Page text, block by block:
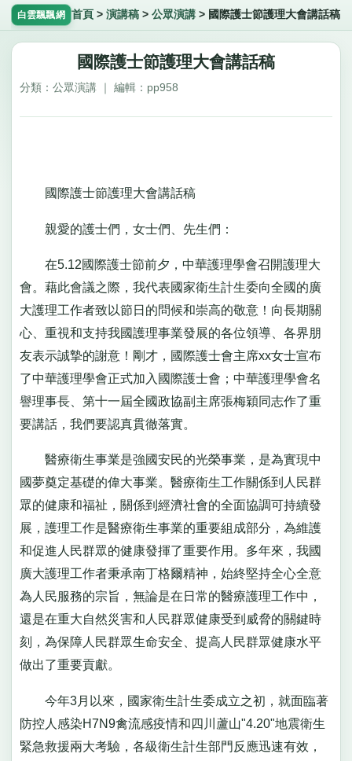
白雲飄飄網 首頁 > 演講稿> 公眾演講> 國際護士節護理大會講話稿
國際護士節護理大會講話稿
分類：公眾演講 ｜ 編輯：pp958
國際護士節護理大會講話稿
親愛的護士們，女士們、先生們：
在5.12國際護士節前夕，中華護理學會召開護理大
會。藉此會議之際，我代表國家衛生計生委向全國的廣
大護理工作者致以節日的問候和崇高的敬意！向長期關
心、重視和支持我國護理事業發展的各位領導、各界朋
友表示誠摯的謝意！剛才，國際護士會主席xx女士宣布
了中華護理學會正式加入國際護士會；中華護理學會名
譽理事長、第十一屆全國政協副主席張梅穎同志作了重
要講話，我們要認真貫徹落實。
醫療衛生事業是強國安民的光榮事業，是為實現中
國夢奠定基礎的偉大事業。醫療衛生工作關係到人民群
眾的健康和福祉，關係到經濟社會的全面協調可持續發
展，護理工作是醫療衛生事業的重要組成部分，為維護
和促進人民群眾的健康發揮了重要作用。多年來，我國
廣大護理工作者秉承南丁格爾精神，始終堅持全心全意
為人民服務的宗旨，無論是在日常的醫療護理工作中，
還是在重大自然災害和人民群眾健康受到威脅的關鍵時
刻，為保障人民群眾生命安全、提高人民群眾健康水平
做出了重要貢獻。
今年3月以來，國家衛生計生委成立之初，就面臨著
防控人感染H7N9禽流感疫情和四川蘆山"4.20"地震衛生
緊急救援兩大考驗，各級衛生計生部門反應迅速有效，